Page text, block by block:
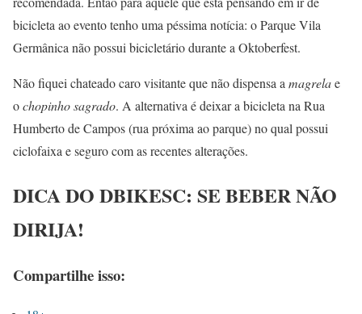
bicicleta ao evento tenho uma péssima notícia: o Parque Vila
Germânica não possui bicicletário durante a Oktoberfest.
Não fiquei chateado caro visitante que não dispensa a magrelae
ochopinho sagrado. A alternativa é deixar a bicicleta na Rua
Humberto de Campos (rua próxima ao parque) no qual possui
ciclofaixa e seguro com as recentes alterações.
DICA DO DBIKESC: SE BEBER NÃO
DIRIJA!
Compartilhe isso: